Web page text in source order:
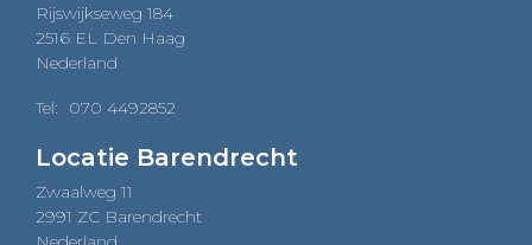
Rijswijkseweg 184
2516 EL Den Haag
Nederland
Tel: 070 4492852
Locatie Barendrecht
Zwaalweg 11
2991 ZC Barendrecht